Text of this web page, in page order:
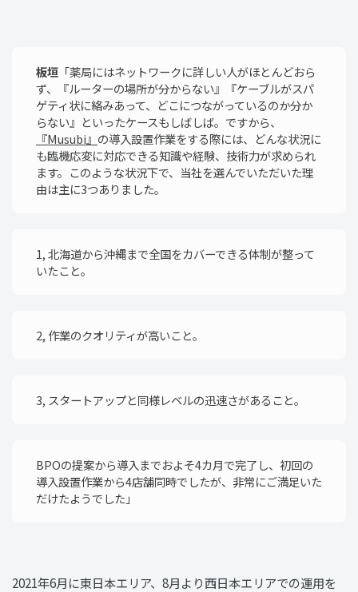
板垣 「薬局にはネットワークに詳しい人がほとんどおら
ず、『ルーターの場所が分からない』『ケーブルがスパ
ゲティ状に絡みあって、どこにつながっているのか分か
らない』といったケースもしばしば。ですから、
『Musubi』 の導入設置作業をする際には、どんな状況に
も臨機応変に対応できる知識や経験、技術力が求められ
ます。このような状況下で、当社を選んでいただいた理
由は主に3つありました。
1, 北海道から沖縄まで全国をカバーできる体制が整って
いたこと。
2, 作業のクオリティが高いこと。
3, スタートアップと同様レベルの迅速さがあること。
BPOの提案から導入までおよそ4カ月で完了し、初回の
導入設置作業から4店舗同時でしたが、非常にご満足いた
だけたようでした」
2021年6月に東日本エリア、8月より西日本エリアでの運用を